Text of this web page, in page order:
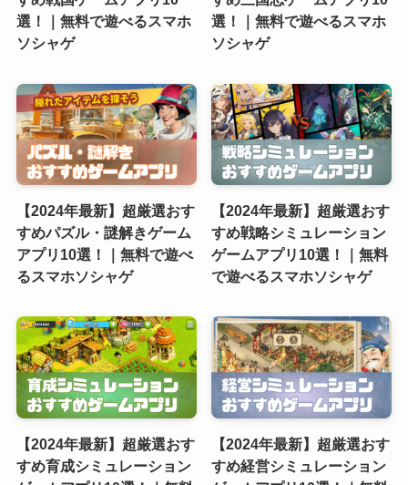
選！｜無料で遊べるスマホ
ソシャゲ
選！｜無料で遊べるスマホ
ソシャゲ
【2024年最新】超厳選おす
すめパズル・謎解きゲーム
アプリ10選！｜無料で遊べ
るスマホソシャゲ
【2024年最新】超厳選おす
すめ戦略シミュレーション
ゲームアプリ10選！｜無料
で遊べるスマホソシャゲ
【2024年最新】超厳選おす
すめ育成シミュレーション
【2024年最新】超厳選おす
すめ経営シミュレーション